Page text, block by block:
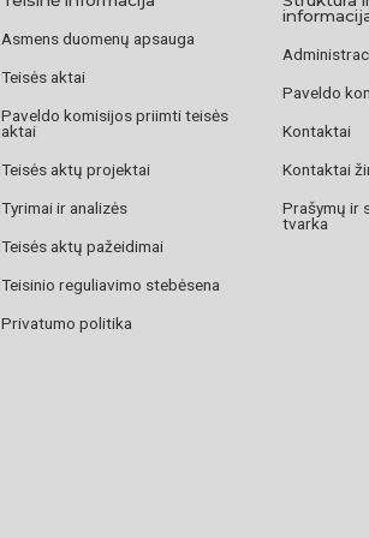
Asmens duomenų apsauga
Teisės aktai
Paveldo komisijos priimti teisės
aktai
Teisės aktų projektai
Tyrimai ir analizės
Teisės aktų pažeidimai
Teisinio reguliavimo stebėsena
Privatumo politika
Paveldo
Kontaktai
Kontaktai
Prašymų ir
tvarka